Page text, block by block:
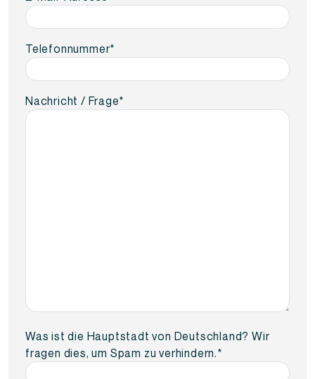
Telefonnummer*
Nachricht / Frage*
Was ist die Hauptstadt von Deutschland? Wir
fragen dies, um Spam zu verhindern.*